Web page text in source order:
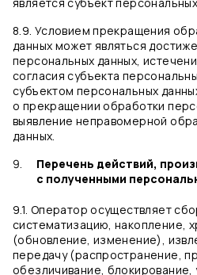
8.9. Условием прекращения
данных может являться
персональных данных,
согласия субъекта
субъектом персональных
о прекращении обработки
выявление неправомерной
данных.
Перечень действий,
с полученными
9.1. Оператор осуществляет
систематизацию, накопление,
(обновление, изменение),
передачу (распространение,
обезличивание, блокирование,